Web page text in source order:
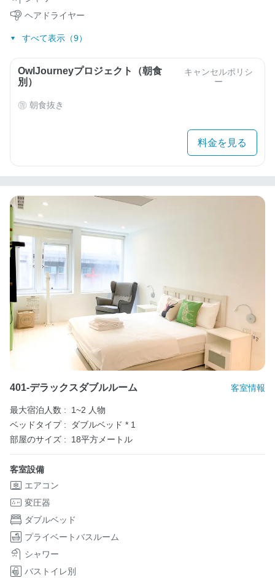
ヘアドライヤー
すべて表示（9）
OwlJourneyプロジェクト（朝食
別）
キャンセルポリシ
ー
朝食抜き
料金を見る
401-デラックスダブルルーム 客室情報
最大宿泊人数 :
1~2 人物
ベッドタイプ :
ダブルベッド * 1
部屋のサイズ :
18平方メートル
客室設備
エアコン
変圧器
ダブルベッド
プライベートバスルーム
シャワー
バストイレ別